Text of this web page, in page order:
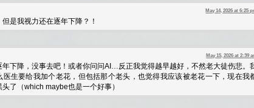
May 14, 2026 at 6:25
是我视力还在逐年下降？！
May 15, 2026 at 2:39
年下降，没事去吧！或者你问问AI…反正我觉得越早越好，不然老大徒伤悲。
医生要给我加个老花，但包括那个老头，也觉得我应该被老花一下，现在我
了（which maybe也是一个好事）